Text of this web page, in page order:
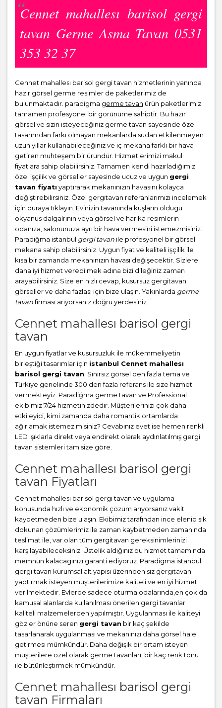
Cennet mahallesı barisol gergi
tavan Germe Asma Tavan 0531
353 32 37
Cennet mahallesı barisol gergi tavan hizmetlerinin yanında
hazır görsel germe resimler de paketlerimiz de
bulunmaktadır. paradigma germe tavan ürün paketlerimiz
tamamen profesyonel bir görünüme sahiptir. Bu hazır
görsel ve sizin isteyeceğiniz germe tavan sayesinde özel
tasarımdan farkı olmayan mekanlarda sudan etkilenmeyen
uzun yıllar kullanabileceğiniz ve iç mekana farklı bir hava
getiren muhteşem bir üründür. Hizmetlerimizi makul
fiyatlara sahip olabilirsiniz. Tamamen kendi hazırladığımız
özel işçilik ve görseller sayesinde ucuz ve uygun gergi
tavan fiyatı yaptırarak mekanınızın havasını kolayca
değiştirebilirsiniz. Özel gergitavan referanlarımızı incelemek
için buraya tıklayın. Evinizin tavanında kuşların oldugu
okyanus dalgalrının veya görsel ve harika resimlerin
odanıza, salonunuza ayrı bir hava vermesini istemezmisiniz.
Paradiğma istanbul gergi tavan ile profesyonel bir görsel
mekana sahip olabilirsiniz. Uygun fiyat ve kaliteli işçilik ile
kısa bir zamanda mekanınızın havası değişecektir. Sizlere
daha iyi hizmet verebilmek adına bizi dileğiniz zaman
arayabilirsiniz. Size en hızlı cevap, kusursuz gergitavan
görseller ve daha fazlası için bize ulaşın. Yakınlarda germe
tavanfirması arıyorsanız doğru yerdesiniz.
Cennet mahallesı barisol gergi
tavan
En uygun fiyatlar ve kusursuzluk ile mükemmeliyetin
birleştiği tasarımlar için istanbul Cennet mahallesı
barisol gergi tavan . Sınırsız görsel den fazla tema ve
Türkiye genelinde 300 den fazla referans ile size hizmet
vermekteyiz. Paradiğma germe tavan ve Professional
ekibimiz 7/24 hizmetinizdedir. Müşterilerinizi çok daha
etkileyici, kimi zamanda daha romantik ortamlarda
ağırlamak istemez misiniz? Cevabınız evet ise hemen renkli
LED ışıklarla direkt veya endirekt olarak aydınlatılmış gergi
tavan sistemleri tam size göre.
Cennet mahallesı barisol gergi
tavan Fiyatları
Cennet mahallesı barisol gergi tavan ve uygulama
konusunda hızlı ve ekonomik çözüm arıyorsanız vakit
kaybetmeden bize ulaşın. Ekibimiz tarafından ince elenip sık
dokunan çözümlerimiz ile zaman kaybetmeden zamanında
teslimat ile, var olan tüm gergitavan gereksinimlerinizi
karşılayabileceksiniz. Üstelik aldığınız bu hizmet tamamında
memnun kalacagınızı garanti ediyoruz. Paradigma istanbul
gergi tavan kurumsal alt yapısı üzerinden siz gergitavan
yaptırmak isteyen müşterilerimize kaliteli ve en iyi hizmet
verilmektedir. Evlerde sadece oturma odalarında,en çok da
kamusal alanlarda kullanılması önerilen gergi tavanlar
kaliteli malzemelerden yapılmıştır. Uygulanması ile kaliteyi
gözler önüne seren gergi tavan bir kaç şekilde
tasarlanarak uygulanması ve mekanınızı daha görsel hale
getirmesi mümkündür. Daha değişik bir ortam isteyen
müşterilere özel olarak germe tavanları, bir kaç renk tonu
ile bütünleştirmek mümkündür.
Cennet mahallesı barisol gergi
tavan Firmaları